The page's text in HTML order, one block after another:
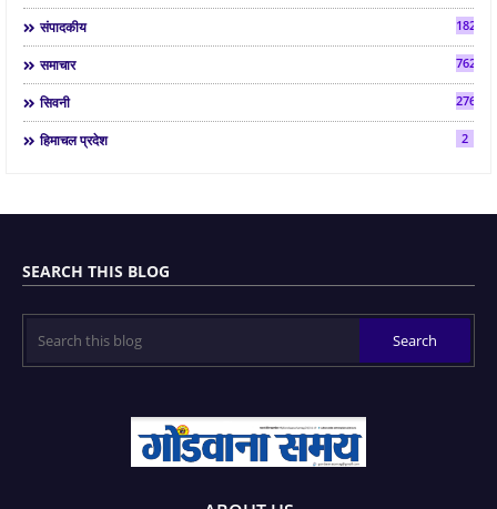
संपादकीय 182
समाचार 7624
सिवनी 2763
हिमाचल प्रदेश 2
SEARCH THIS BLOG